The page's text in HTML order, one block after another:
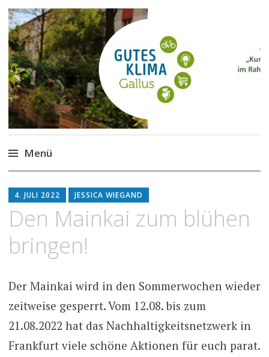
Gutes Klima im Gallus
Kurze Wege für den Klimaschutz
Menü
Inhalt
springen
4. JULI 2022 JESSICA WIEGAND
Den Mainkai zum blühen
bringen!
Der Mainkai wird in den Sommerwochen wieder
zeitweise gesperrt. Vom 12.08. bis zum
21.08.2022 hat das Nachhaltigkeitsnetzwerk in
Frankfurt viele schöne Aktionen für euch parat.